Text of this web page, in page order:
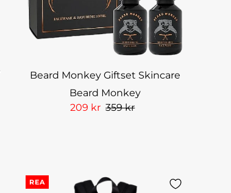
Beard Monkey Giftset Skincare
Beard Monkey
209 kr 359 kr
REA